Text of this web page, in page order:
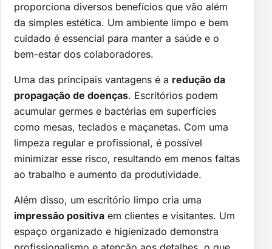
proporciona diversos benefícios que vão além
da simples estética. Um ambiente limpo e bem
cuidado é essencial para manter a saúde e o
bem-estar dos colaboradores.
Uma das principais vantagens é a redução da
propagação de doenças. Escritórios podem
acumular germes e bactérias em superfícies
como mesas, teclados e maçanetas. Com uma
limpeza regular e profissional, é possível
minimizar esse risco, resultando em menos faltas
ao trabalho e aumento da produtividade.
Além disso, um escritório limpo cria uma
impressão positiva em clientes e visitantes. Um
espaço organizado e higienizado demonstra